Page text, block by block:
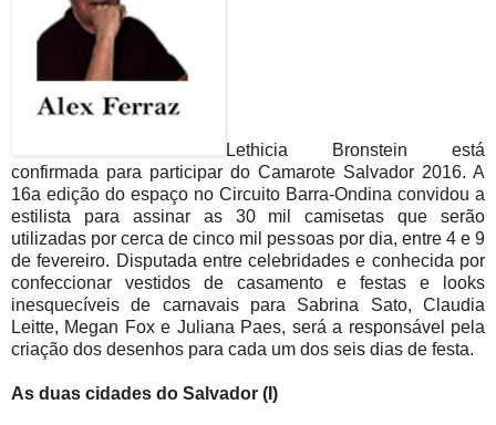
Lethicia Bronstein está
confirmada para participar do Camarote Salvador 2016. A
16a edição do espaço no Circuito Barra-Ondina convidou a
estilista para assinar as 30 mil camisetas que serão
utilizadas por cerca de cinco mil pessoas por dia, entre 4 e 9
de fevereiro. Disputada entre celebridades e conhecida por
confeccionar vestidos de casamento e festas e looks
inesquecíveis de carnavais para Sabrina Sato, Claudia
Leitte, Megan Fox e Juliana Paes, será a responsável pela
criação dos desenhos para cada um dos seis dias de festa.
As duas cidades do Salvador (I)